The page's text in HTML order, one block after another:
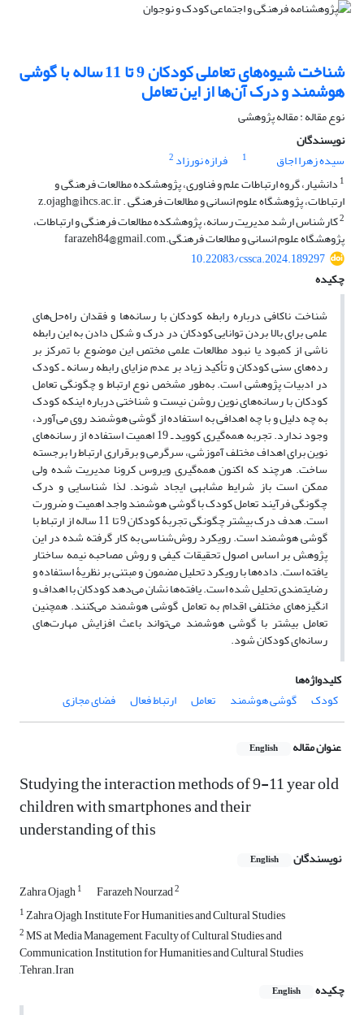
شناخت شیوه‌های تعاملی کودکان 9 تا 11 ساله با گوشی
هوشمند و درک آن‌ها از این تعامل
نوع مقاله : مقاله پژوهشی
نویسندگان
سیده زهرا اجاق
1 فرازه نورزاد 2
1 دانشیار، گروه ارتباطات علم و فناوری، پژوهشکده مطالعات فرهنگی و
ارتباطات، پژوهشگاه علوم انسانی و مطالعات فرهنگی . z.ojagh@ihcs.ac.ir
2کارشناس ارشد مدیریت رسانه، پژوهشکده مطالعات فرهنگی و ارتباطات،
پژوهشگاه علوم انسانی و مطالعات فرهنگی.farazeh84@gmail.com
10.22083/cssca.2024.189297
چکیده
شناخت ناکافی درباره رابطه کودکان با رسانه‌ها و فقدان راه‌حل‌های
علمی برای بالا بردن توانایی کودکان در درک و شکل دادن به این رابطه
ناشی از کمبود یا نبود مطالعات علمی مختص این موضوع با تمرکز بر
رده‌های سنی کودکان و تأکید زیاد بر عدم مزایای رابطه رسانه ـ کودک
در ادبیات پژوهشی است. به‌طور مشخص نوع ارتباط و چگونگی تعامل
کودکان با رسانه‌های نوین روشن نیست و شناختی درباره اینکه کودک
به چه دلیل و با چه اهدافی به استفاده از گوشی هوشمند روی می‌آورد،
وجود ندارد. تجربه همه‌گیری کووید ـ 19 اهمیت استفاده از رسانه‌های
نوین برای اهداف مختلف آموزشی، سرگرمی و برقراری ارتباط را برجسته
ساخت. هرچند که اکنون همه‌­گیری ویروس کرونا مدیریت شده ولی
ممکن است باز شرایط مشابهی ایجاد شوند. لذا شناسایی و درک
چگونگی فرآیند تعامل کودک با گوشی هوشمند واجد اهمیت و ضرورت
است. هدف درک بیشتر چگونگی تجربۀ کودکان 9 تا 11 ساله از ارتباط با
گوشی هوشمند است. رویکرد روش‌شناسی به کار گرفته شده در این
پژوهش بر اساس اصول تحقیقات کیفی و روش مصاحبه نیمه ساختار
یافته است. داده‌ها با رویکرد تحلیل مضمون و مبتنی بر نظریۀ استفاده و
رضایتمندی تحلیل شده است. یافته‌ها نشان می‌دهد کودکان با اهداف و
انگیزه‌های مختلفی اقدام به تعامل گوشی هوشمند می‌کنند. همچنین
تعامل بیشتر با گوشی هوشمند می‌تواند باعث افزایش مهارت‌های
رسانه‌ای کودکان شود.
کلیدواژه‌ها
کودک
گوشی هوشمند تعامل ارتباط فعال فضای مجازی
عنوان مقاله English
Studying the interaction methods of 9-11 year old
children with smartphones and their
understanding of this
نویسندگان English
Zahra Ojagh1 Farazeh Nourzad2
1Zahra Ojagh, Institute For Humanities and Cultural Studies
2MS at Media Management, Faculty of Cultural Studies and
Communication, Institution for Humanities and Cultural Studies
,Tehran.Iran
چکیده
English